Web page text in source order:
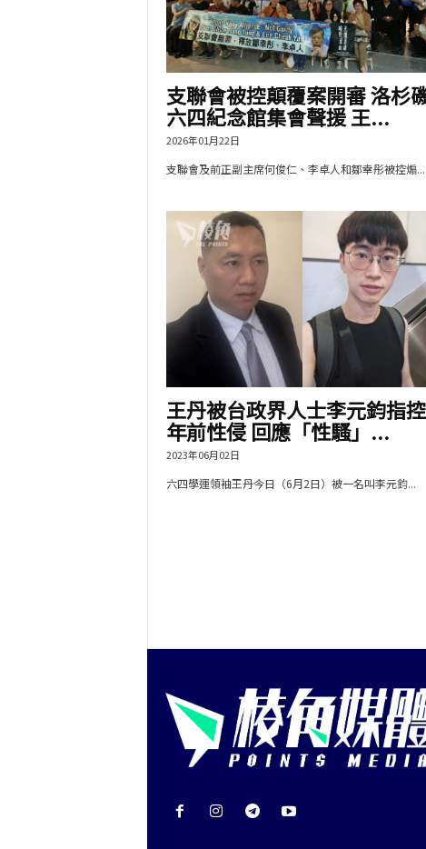
支聯會被控顛覆案開審 洛杉
六四紀念館集會聲援 王...
2026年01月22日
支聯會及前正副主席何俊仁、李卓人和鄒幸彤被控煽...
王丹被台政界人士李元鈞指
年前性侵 回應「性騷」...
2023年06月02日
六四學運領袖王丹今日（6月2日）被一名叫李元鈞...